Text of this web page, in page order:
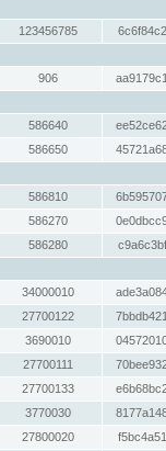
123456785
906
586640
586650
586810
586270
586280
34000010
27700122
3690010
27700111
27700133
3770030
27800020